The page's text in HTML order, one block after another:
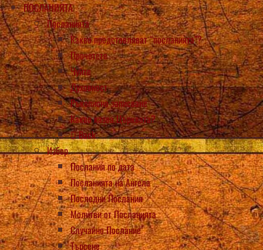
ПОСЛАНИЯТА
Посланията
Какво представляват “посланията”?
Прочетете
Чуйте
Духовност
Ръкописно записване
Какво казва Църквата?
Back
Избор
Послания по дата
Посланията на Ангела
Последни Послания
Молитви от Посланията
Случайно Послание
Търсене